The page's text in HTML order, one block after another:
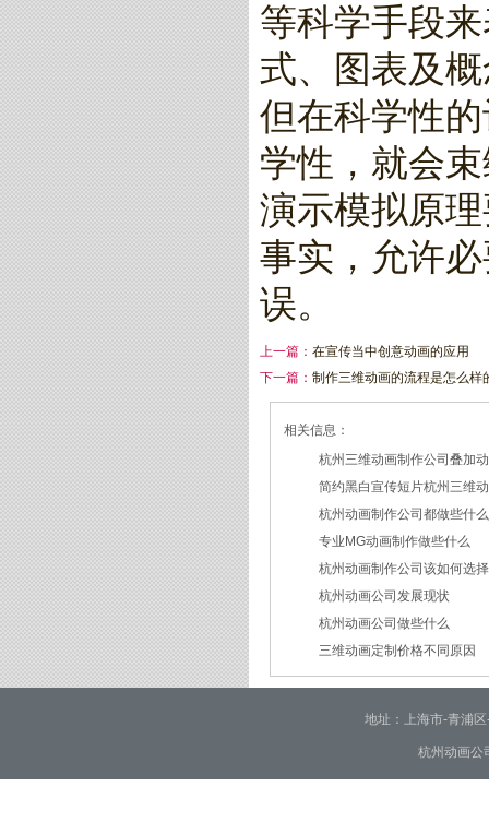
等科学手段
式、图表及
但在科学性
学性，就会
演示模拟原
事实，允许
误。
上一篇： 在宣传当中创意动画的应用
下一篇： 制作三维动画的流程是怎么样
相关信息：
杭州三维动画制作公司叠加
2026/07/27
简约黑白宣传短片杭州三维
2026/07/23
杭州动画制作公司都做些什
2026/03/18
专业MG动画制作做些什么
2026/03/16
杭州动画制作公司该如何选择
2026/03/05
杭州动画公司发展现状
2026/03/03
杭州动画公司做些什么
2026/02/28
三维动画定制价格不同原因
2026/02/02
地址：上海市-青浦
杭州动画公